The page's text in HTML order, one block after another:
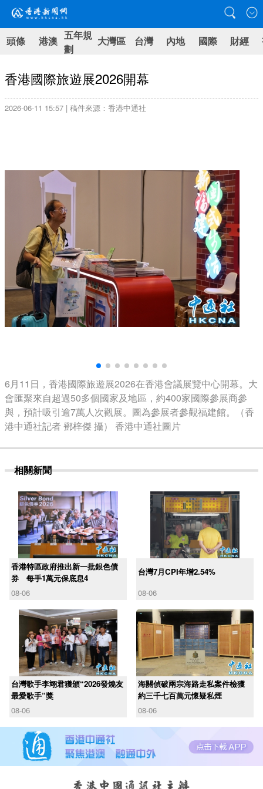
頭條 港澳 五年規
劃
大灣區 台灣 內地 國際 財經
香港國際旅遊展2026開幕
2026-06-11 15:57 | 稿件來源：香港中通社
6月11日，香港國際旅遊展2026在香港會議展覽中心開幕。大
會匯聚來自超過50多個國家及地區，約400家國際參展商參
與，預計吸引逾7萬人次觀展。圖為參展者參觀福建館。（香
港中通社記者 鄧梓傑 攝） 香港中通社圖片
相關新聞
香港特區政府推出新一批銀色債
券 每手1萬元保底息4
08-06
台灣7月CPI年增2.54%
08-06
台灣歌手李翊君獲頒“2026發燒友
最愛歌手”獎
08-06
海關偵破兩宗海路走私案件檢獲
約三千七百萬元懷疑私煙
08-06